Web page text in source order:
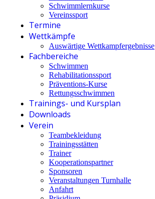
Schwimmlernkurse
Vereinssport
Termine
Wettkämpfe
Auswärtige Wettkampfergebnisse
Fachbereiche
Schwimmen
Rehabilitationssport
Präventions-Kurse
Rettungsschwimmen
Trainings- und Kursplan
Downloads
Verein
Teambekleidung
Trainingsstätten
Trainer
Kooperationspartner
Sponsoren
Veranstaltungen Turnhalle
Anfahrt